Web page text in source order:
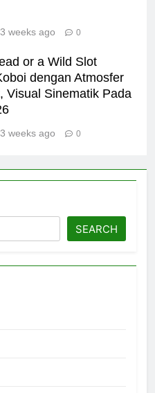
3 weeks ago 0
or a Wild Slot
dengan Atmosfer
Visual Sinematik Pada
3 weeks ago 0
SEARCH